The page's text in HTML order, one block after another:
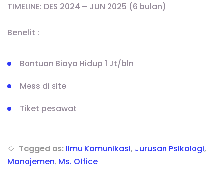
TIMELINE: DES 2024 – JUN 2025 (6 bulan)
Benefit :
Bantuan Biaya Hidup 1 Jt/bln
Mess di site
Tiket pesawat
Tagged as: Ilmu Komunikasi, Jurusan Psikologi,
Manajemen, Ms. Office